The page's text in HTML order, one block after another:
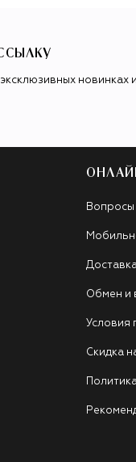
новинках
Вопросы
Обмен и
Условия
Скидка